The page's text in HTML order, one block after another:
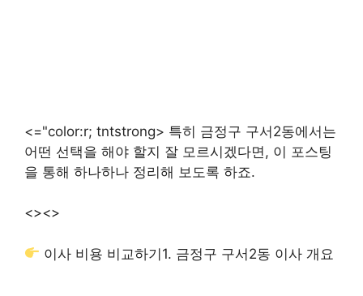
<="color:r; tntstrong> 특히 금정구 구서2동에서는
어떤 선택을 해야 할지 잘 모르시겠다면, 이 포스팅
을 통해 하나하나 정리해 보도록 하죠.
<><>
이사 비용 비교하기1. 금정구 구서2동 이사 개요